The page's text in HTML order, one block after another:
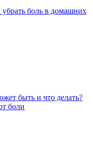
боль в домашних
быть и что делать?
боли